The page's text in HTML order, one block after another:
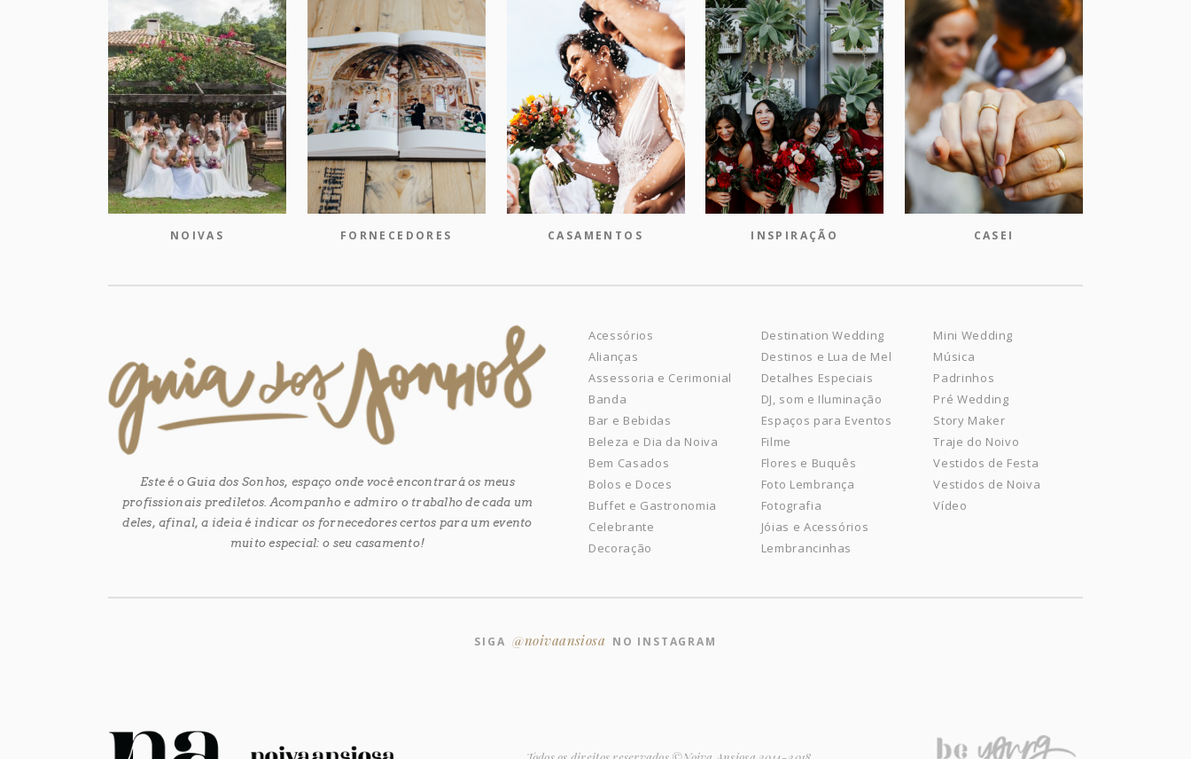
NOIVAS FORNECEDORES CASAMENTOS INSPIRAÇÃO CASEI
Este é o Guia dos Sonhos, espaço onde você encontrará os meus
profissionais prediletos. Acompanho e admiro o trabalho de cada um
deles, afinal, a ideia é indicar os fornecedores certos para um evento
muito especial: o seu casamento!
Acessórios
Alianças
Assessoria e Cerimonial
Banda
Bar e Bebidas
Beleza e Dia da Noiva
Bem Casados
Bolos e Doces
Buffet e Gastronomia
Celebrante
Decoração
Destination Wedding
Destinos e Lua de Mel
Detalhes Especiais
DJ, som e Iluminação
Espaços para Eventos
Filme
Flores e Buquês
Foto Lembrança
Fotografia
Jóias e Acessórios
Lembrancinhas
Mini Wedding
Música
Padrinhos
Pré Wedding
Story Maker
Traje do Noivo
Vestidos de Festa
Vestidos de Noiva
Vídeo
SIGA @noivaansiosa NO INSTAGRAM